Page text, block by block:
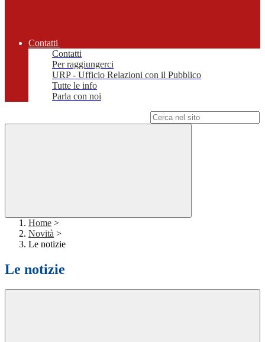
Contatti
Contatti
Per raggiungerci
URP - Ufficio Relazioni con il Pubblico
Tutte le info
Parla con noi
Home >
Novità >
Le notizie
Le notizie